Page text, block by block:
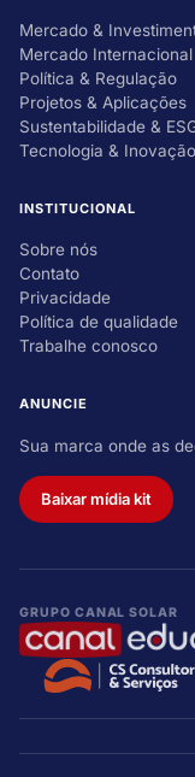
Mercado &
Mercado Internacional
Política & Regulação
Projetos & Aplicações
Sustentabilidade &
Tecnologia & Inovação
INSTITUCIONAL
Sobre nós
Contato
Privacidade
Política de qualidade
Trabalhe conosco
ANUNCIE
Sua marca onde as
Baixar mídia kit
GRUPO CANAL SOLAR